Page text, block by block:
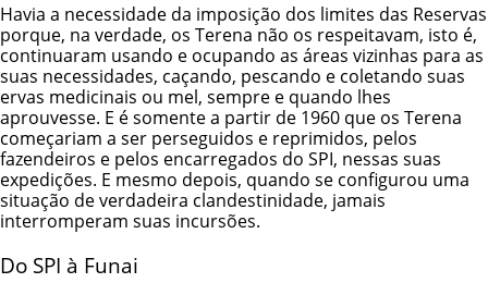
Havia a necessidade da imposição dos limites das Reservas
porque, na verdade, os Terena não os respeitavam, isto é,
continuaram usando e ocupando as áreas vizinhas para as
suas necessidades, caçando, pescando e coletando suas
ervas medicinais ou mel, sempre e quando lhes
aprouvesse. E é somente a partir de 1960 que os Terena
começariam a ser perseguidos e reprimidos, pelos
fazendeiros e pelos encarregados do SPI, nessas suas
expedições. E mesmo depois, quando se configurou uma
situação de verdadeira clandestinidade, jamais
interromperam suas incursões.
Do SPI à Funai